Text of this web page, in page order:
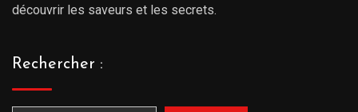
découvrir les saveurs et les secrets.
Rechercher :